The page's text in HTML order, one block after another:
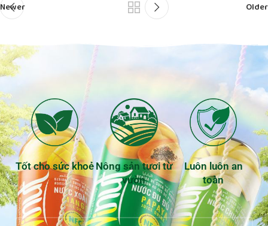
Newer Older
Tốt cho sức khoẻ Nông sản tươi từ
vườn
Luôn luôn an
toàn